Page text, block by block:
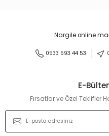
Nargile online
0533 593 44 53
E-
Fırsatlar ve Özel Teklifler